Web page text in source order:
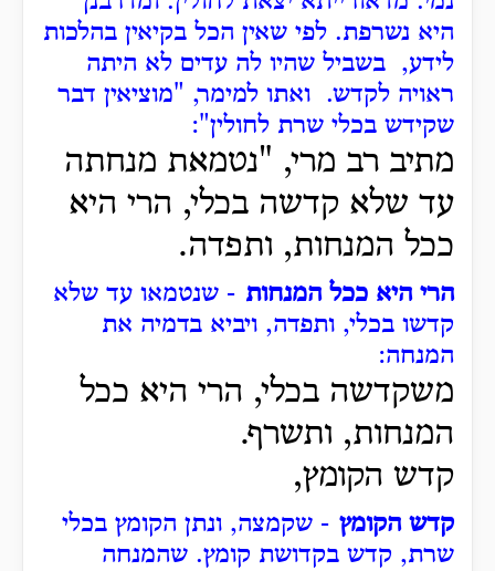
היא נשרפת. לפי שאין הכל בקיאין בהלכות
לידע, בשביל שהיו לה עדים לא היתה
ראויה לקדש. ואתו למימר, "מוציאין דבר
שקידש בכלי שרת לחולין":
מתיב רב מרי, "נטמאת מנחתה
עד שלא קדשה בכלי, הרי היא
ככל המנחות, ותפדה.
הרי היא ככל המנחות - שנטמאו עד שלא
קדשו בכלי, ותפדה, ויביא בדמיה את
המנחה:
משקדשה בכלי, הרי היא ככל
המנחות, ותשרף.
קדש הקומץ,
קדש הקומץ - שקמצה, ונתן הקומץ בכלי
שרת, קדש בקדושת קומץ. שהמנחה